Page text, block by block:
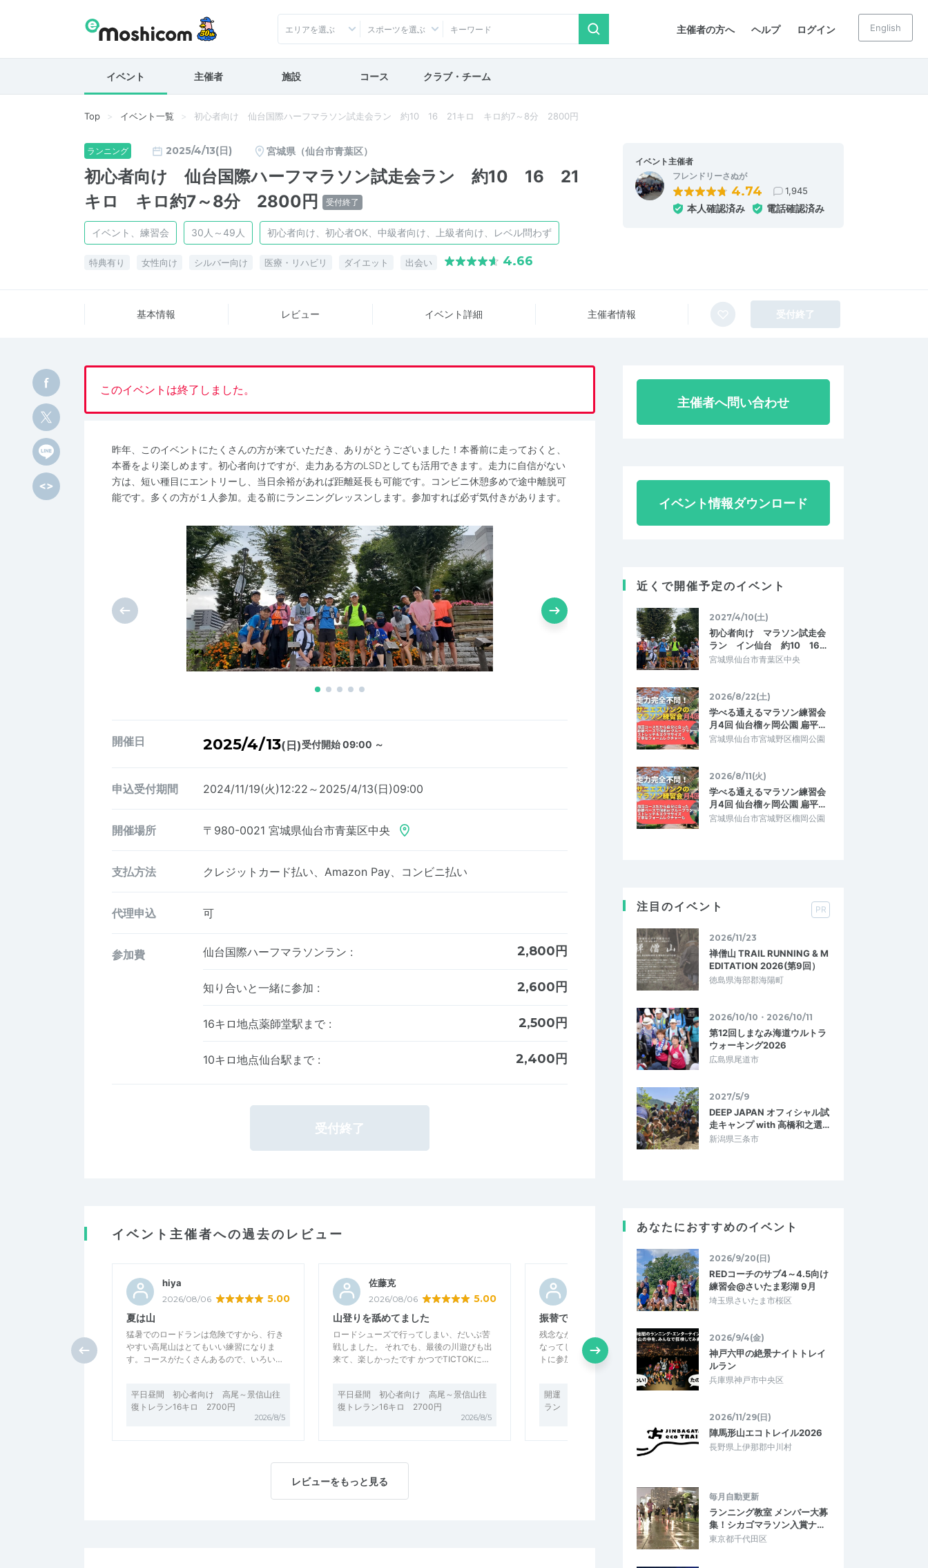
主催者の方へ ヘルプ ログイン
エリアを選ぶ スポーツを選ぶ English
イベント 主催者 施設 コース クラブ・チーム
Top イベント一覧 初心者向け 仙台国際ハーフマラソン試走会ラン 約10 16 21キロ キロ約7～8分 2800円
ランニング 2025/4/13(日) 宮城県（仙台市青葉区）
初心者向け 仙台国際ハーフマラソン試走会ラン 約10 16 21
キロ キロ約7～8分 2800円
受付終了
イベント、練習会 30人～49人 初心者向け、初心者OK、中級者向け、上級者向け、レベル問わず
特典有り 女性向け シルバー向け 医療・リハビリ ダイエット 出会い 4.66
イベント主催者
フレンドリーさぬが
4.74 1,945
本人確認済み 電話確認済み
基本情報 レビュー イベント詳細 主催者情報 受付終了
このイベントは終了しました。
昨年、このイベントにたくさんの方が来ていただき、ありがとうございました！本番前に走っておくと、
本番をより楽しめます。初心者向けですが、走力ある方のLSDとしても活用できます。走力に自信がない
方は、短い種目にエントリーし、当日余裕があれば距離延長も可能です。コンビニ休憩多めで途中離脱可
能です。多くの方が１人参加。走る前にランニングレッスンします。参加すれば必ず気付きがあります。
開催日 2025/4/13(日)受付開始 09:00 ～
申込受付期間 2024/11/19(火)12:22～2025/4/13(日)09:00
開催場所 〒980-0021 宮城県仙台市青葉区中央
支払方法 クレジットカード払い、Amazon Pay、コンビニ払い
代理申込 可
参加費 仙台国際ハーフマラソンラン : 2,800円
知り合いと一緒に参加 : 2,600円
16キロ地点薬師堂駅まで : 2,500円
10キロ地点仙台駅まで : 2,400円
受付終了
イベント主催者への過去のレビュー
hiya
2026/08/06 5.00
夏は山
猛暑でのロードランは危険ですから、行き
やすい高尾山はとてもいい練習になりま
す。コースがたくさんあるので、いろい…
平日昼間 初心者向け 高尾～景信山往
復トレラン16キロ 2700円
2026/8/5
佐藤克
2026/08/06 5.00
山登りを舐めてました
ロードシューズで行ってしまい、だいぶ苦
戦しました。 それでも、最後の川遊びも出
来て、楽しかったです かつでTICTOKに…
平日昼間 初心者向け 高尾～景信山往
復トレラン16キロ 2700円
2026/8/5
5.00
振替で他のイベントに参加
残念ながら当日は積雪でイベントが中止に
なってしまいましたが、振替で他のイベン
トに参加させていただきました。 柔軟に…
開運 初心者向け マラソンコース体験
ラン インさいたま 約15 32 42…
JUJU
2026/08/04
オーバーナイト夜景ランに参加してきまし
た。 前半の途中で橋から花火が観れたり観
レビューをもっと見る
主催者へ問い合わせ
イベント情報ダウンロード
近くで開催予定のイベント
2027/4/10(土)
初心者向け マラソン試走会
ラン イン仙台 約10 16…
宮城県仙台市青葉区中央
2026/8/22(土)
学べる通えるマラソン練習会
月4回 仙台榴ヶ岡公園 扁平…
宮城県仙台市宮城野区榴岡公園
2026/8/11(火)
学べる通えるマラソン練習会
月4回 仙台榴ヶ岡公園 扁平…
宮城県仙台市宮城野区榴岡公園
注目のイベント PR
2026/11/23
禅僧山 TRAIL RUNNING & M
EDITATION 2026(第9回）
徳島県海部郡海陽町
2026/10/10・2026/10/11
第12回しまなみ海道ウルトラ
ウォーキング2026
広島県尾道市
2027/5/9
DEEP JAPAN オフィシャル試
走キャンプ with 高橋和之選…
新潟県三条市
あなたにおすすめのイベント
2026/9/20(日)
REDコーチのサブ4～4.5向け
練習会@さいたま彩湖 9月
埼玉県さいたま市桜区
2026/9/4(金)
神戸六甲の絶景ナイトトレイ
ルラン
兵庫県神戸市中央区
2026/11/29(日)
陣馬形山エコトレイル2026
長野県上伊那郡中川村
毎月自動更新
ランニング教室 メンバー大募
集！シカゴマラソン入賞ナ…
東京都千代田区